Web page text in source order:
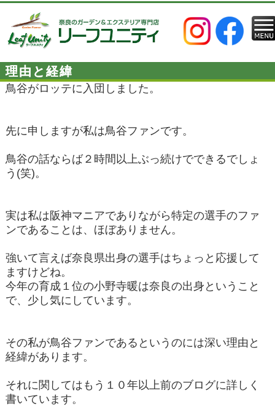
理由と経緯
鳥谷がロッテに入団しました。
先に申しますが私は鳥谷ファンです。
鳥谷の話ならば２時間以上ぶっ続けでできるでしょ
う(笑)。
実は私は阪神マニアでありながら特定の選手のファ
ンであることは、ほぼありません。
強いて言えば奈良県出身の選手はちょっと応援して
ますけどね。
今年の育成１位の小野寺暖は奈良の出身ということ
で、少し気にしています。
その私が鳥谷ファンであるというのには深い理由と
経緯があります。
それに関してはもう１０年以上前のブログに詳しく
書いています。